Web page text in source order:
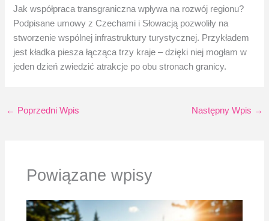
Jak współpraca transgraniczna wpływa na rozwój regionu?
Podpisane umowy z Czechami i Słowacją pozwoliły na
stworzenie wspólnej infrastruktury turystycznej. Przykładem
jest kładka piesza łącząca trzy kraje – dzięki niej mogłam w
jeden dzień zwiedzić atrakcje po obu stronach granicy.
← Poprzedni Wpis Następny Wpis →
Powiązane wpisy